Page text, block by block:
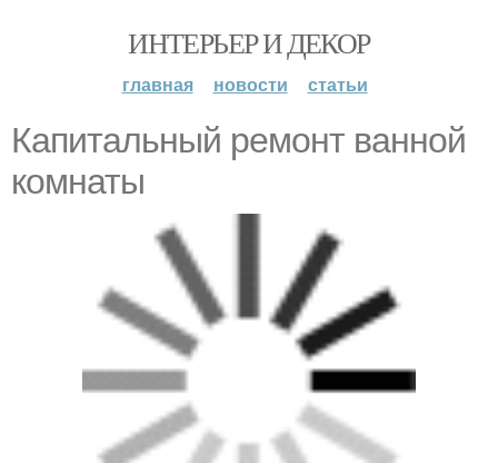
ИНТЕРЬЕР И ДЕКОР
главная новости статьи
Капитальный ремонт ванной
комнаты